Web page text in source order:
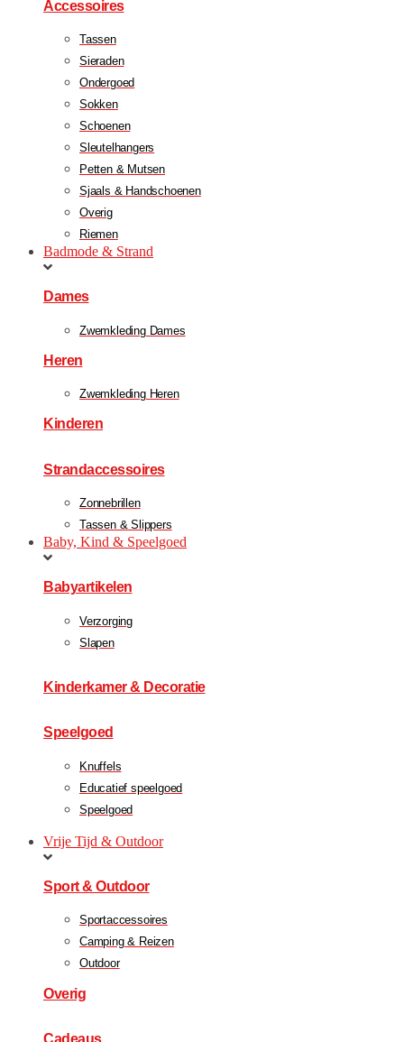
Accessoires
Tassen
Sieraden
Ondergoed
Sokken
Schoenen
Sleutelhangers
Petten & Mutsen
Sjaals & Handschoenen
Overig
Riemen
Badmode & Strand
Dames
Zwemkleding Dames
Heren
Zwemkleding Heren
Kinderen
Strandaccessoires
Zonnebrillen
Tassen & Slippers
Baby, Kind & Speelgoed
Babyartikelen
Verzorging
Slapen
Kinderkamer & Decoratie
Speelgoed
Knuffels
Educatief speelgoed
Speelgoed
Vrije Tijd & Outdoor
Sport & Outdoor
Sportaccessoires
Camping & Reizen
Outdoor
Overig
Cadeaus